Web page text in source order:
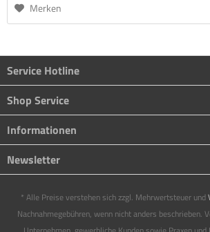
Merken
Service Hotline
Shop Service
Informationen
Newsletter
* Alle Preise verstehen sich zzgl. Mehrwertsteuer und
Nachnahmegebühren, wenn nicht anders beschrieben.